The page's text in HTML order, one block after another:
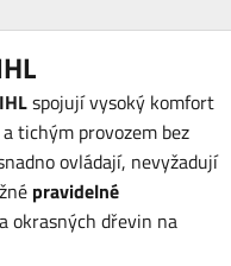
spojují vysoký komfort
tichým provozem bez
ovládají, nevyžadují
pravidelné
a okrasných dřevin na